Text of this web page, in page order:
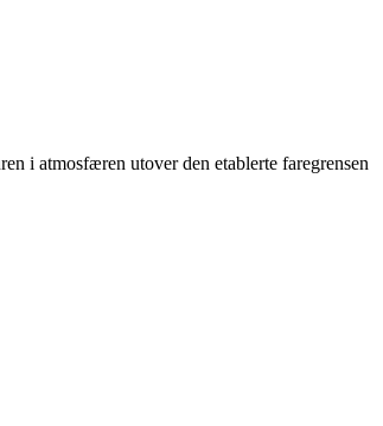
i atmosfæren utover den etablerte faregrensen